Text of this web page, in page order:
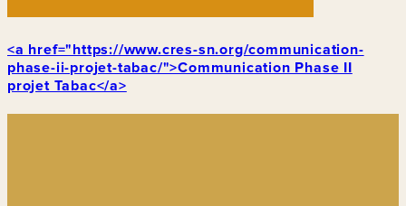
<a href="https://www.cres-sn.org/communication-
phase-ii-projet-tabac/">Communication Phase II
projet Tabac</a>